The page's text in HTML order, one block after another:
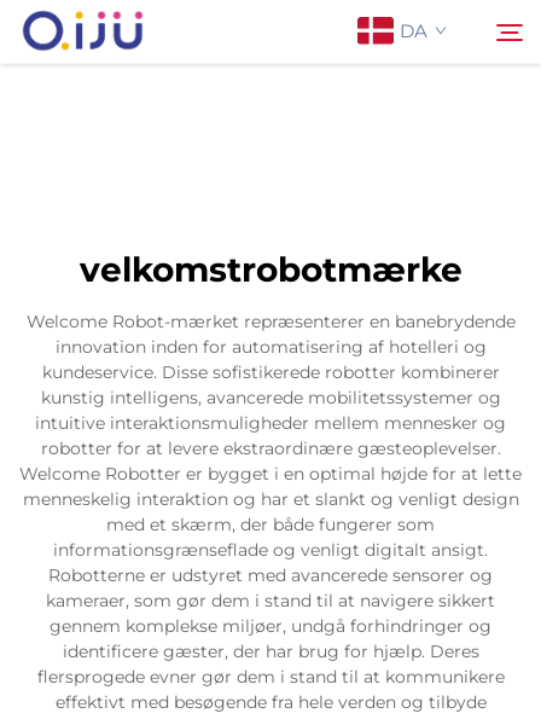
DA
Anvendelse
Sag
Nyheder
Servicesupport
Kontakt os
velkomstrobotmærke
Welcome Robot-mærket repræsenterer en banebrydende
innovation inden for automatisering af hotelleri og
kundeservice. Disse sofistikerede robotter kombinerer
kunstig intelligens, avancerede mobilitetssystemer og
intuitive interaktionsmuligheder mellem mennesker og
robotter for at levere ekstraordinære gæsteoplevelser.
Welcome Robotter er bygget i en optimal højde for at lette
menneskelig interaktion og har et slankt og venligt design
med et skærm, der både fungerer som
informationsgrænseflade og venligt digitalt ansigt.
Robotterne er udstyret med avancerede sensorer og
kameraer, som gør dem i stand til at navigere sikkert
gennem komplekse miljøer, undgå forhindringer og
identificere gæster, der har brug for hjælp. Deres
flersprogede evner gør dem i stand til at kommunikere
effektivt med besøgende fra hele verden og tilbyde